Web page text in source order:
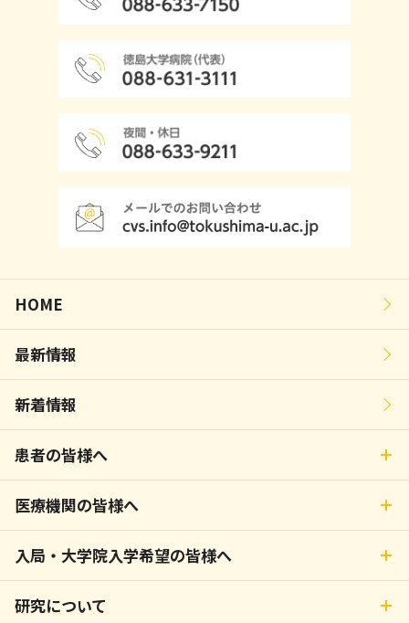
HOME
最新情報
新着情報
患者の皆様へ
医療機関の皆様へ
入局・大学院入学希望の皆様へ
研究について